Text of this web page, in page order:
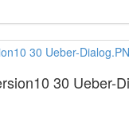
30 Ueber-